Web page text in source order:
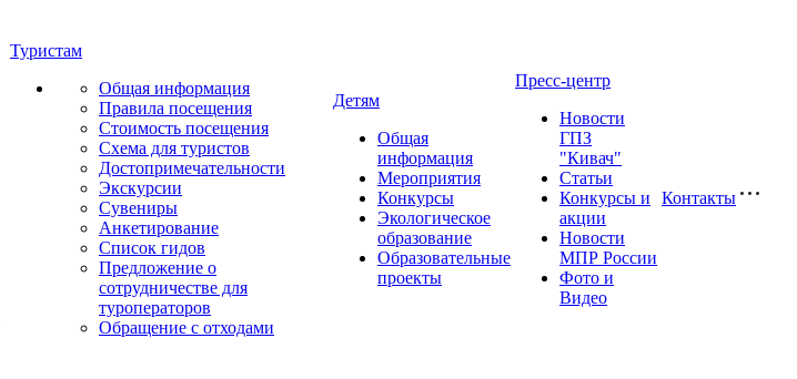
Туристам
Общая информация
Правила посещения
Стоимость посещения
Схема для туристов
Достопримечательности
Экскурсии
Сувениры
Анкетирование
Список гидов
Предложение о
сотрудничестве для
туроператоров
Обращение с отходами
Детям
Общая
информация
Мероприятия
Конкурсы
Экологическое
образование
Образовательные
проекты
Пресс-центр
Новости
ГПЗ
"Кивач"
Статьи
Конкурсы и
акции
Новости
МПР России
Фото и
Видео
Контакты